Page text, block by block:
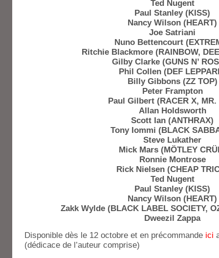
Ted Nugent
Paul Stanley (KISS)
Nancy Wilson (HEART)
Joe Satriani
Nuno Bettencourt
Ritchie Blackmore (RAINBOW,
Gilby Clarke (GUNS N’
Phil Collen (DEF
Billy Gibbons (ZZ TOP)
Peter Frampton
Paul Gilbert (RACER X, MR.
Allan Holdsworth
Scott Ian (ANTHRAX)
Tony Iommi (BLACK
Steve Lukather
Mick Mars (MÖTLEY
Ronnie Montrose
Rick Nielsen (CHEAP
Ted Nugent
Paul Stanley (KISS)
Nancy Wilson (HEART)
Zakk Wylde (BLACK LABEL SOCIETY,
Dweezil Zappa
Disponible dès le 12 octobre et en précommande ici
(dédicace de l’auteur comprise)